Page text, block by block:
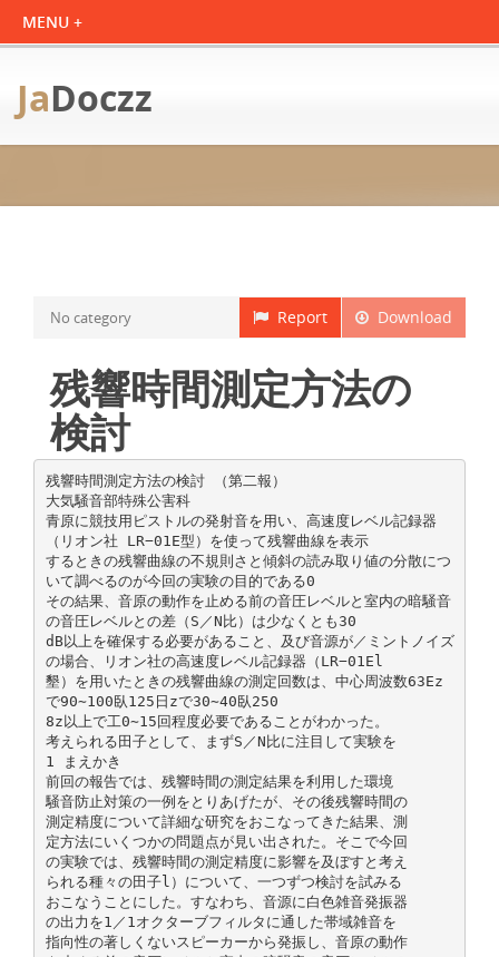
JaDoczz
Download
Report
No category
残響時間測定方法の
検討
残響時間測定方法の検討 （第二報）
大気騒音部特殊公害科
青原に競技用ピストルの発射音を用い、高速度レベル記録器
（リオン社 LR−01E型）を使って残響曲線を表示
するときの残響曲線の不規則さと傾斜の読み取り値の分散につ
いて調べるのが今回の実験の目的である0
その結果、音原の動作を止める前の音圧レベルと室内の暗騒音
の音圧レベルとの差（S／N比）は少なくとも30
dB以上を確保する必要があること、及び音源が／ミントノイズ
の場合、リオン社の高速度レベル記録器（LR−01El
墾）を用いたときの残響曲線の測定回数は、中心周波数63Ez
で90∼100臥125日zで30∼40臥250
8z以上で工0∼15回程度必要であることがわかった。
考えられる田子として、まずS／N比に注目して実験を
1 まえかき
前回の報告では、残響時間の測定結果を利用した環境
騒音防止対策の一例をとりあげたが、その後残響時間の
測定精度について詳細な研究をおこなってきた結果、測
定方法にいくつかの問題点が見い出された。そこで今回
の実験では、残響時間の測定精度に影響を及ぼすと考え
られる種々の田子l）について、一つずつ検討を試みる
おこなうことにした。すなわち、音源に白色雑音発振器
の出力を1／1オクターブフィルタに通した帯域雑音を
指向性の著しくないスピーカーから発振し、音原の動作